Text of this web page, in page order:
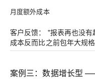
月度额外成本
客户反馈：
"报表再也没
成本反而比之前包年大规
案例三：数据增长型